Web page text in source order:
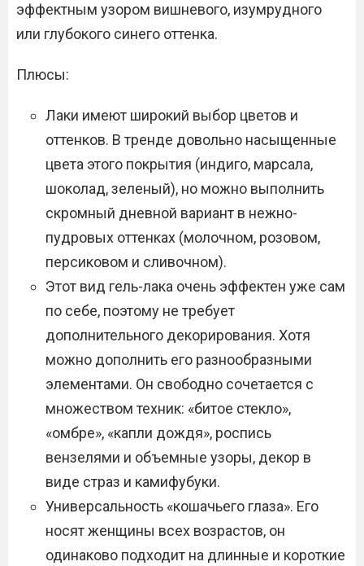
эффектным узором вишневого, изумрудного
или глубокого синего оттенка.
Плюсы:
Лаки имеют широкий выбор цветов и
оттенков. В тренде довольно насыщенные
цвета этого покрытия (индиго, марсала,
шоколад, зеленый), но можно выполнить
скромный дневной вариант в нежно-
пудровых оттенках (молочном, розовом,
персиковом и сливочном).
Этот вид гель-лака очень эффектен уже сам
по себе, поэтому не требует
дополнительного декорирования. Хотя
можно дополнить его разнообразными
элементами. Он свободно сочетается с
множеством техник: «битое стекло»,
«омбре», «капли дождя», роспись
вензелями и объемные узоры, декор в
виде страз и камифубуки.
Универсальность «кошачьего глаза». Его
носят женщины всех возрастов, он
одинаково подходит на длинные и короткие